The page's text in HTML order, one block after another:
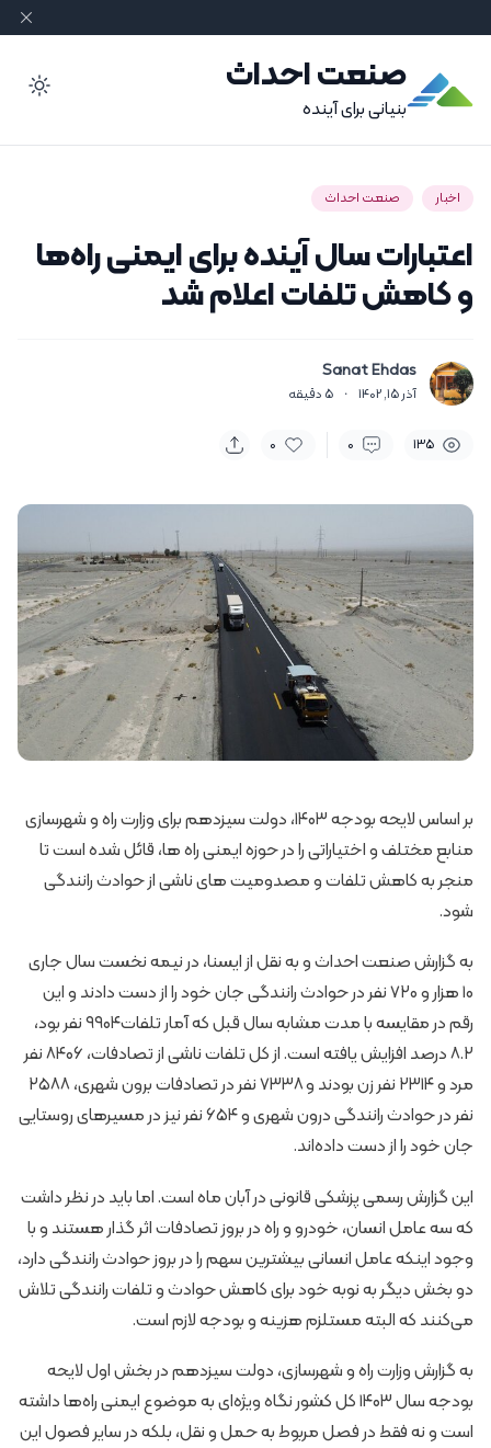
صنعت احداث
بنیانی برای آینده
اخبار صنعت احداث
اعتبارات سال آینده برای ایمنی راه‌ها
و کاهش تلفات اعلام شد
Sanat Ehdas
آذر 15, 1402 ·
5 دقیقه
135
0
0
بر اساس لایحه بودجه ۱۴۰۳، دولت سیزدهم برای وزارت راه و شهرسازی
منابع مختلف و اختیاراتی را در حوزه ایمنی راه ها، قائل شده است تا
منجر به کاهش تلفات و مصدومیت های ناشی از حوادث رانندگی
شود.
به گزارش صنعت احداث و به نقل از ایسنا، در نیمه نخست سال جاری
۱۰ هزار و ۷۲۰ نفر در حوادث رانندگی جان خود را از دست دادند و این
رقم در مقایسه با مدت مشابه سال قبل که آمار تلفات۹۹۰۴ نفر بود،
۸.۲ درصد افزایش یافته است. از کل تلفات ناشی از تصادفات، ۸۴۰۶ نفر
مرد و ۲۳۱۴ نفر زن بودند و ۷۳۳۸ نفر در تصادفات برون شهری، ۲۵۸۸
نفر در حوادث رانندگی درون شهری و ۶۵۴ نفر نیز در مسیرهای روستایی
جان خود را از دست داده‌اند.
این گزارش رسمی پزشکی قانونی در آبان ماه است. اما باید در نظر داشت
که سه عامل انسان، خودرو و راه در بروز تصادفات اثر گذار هستند و با
وجود اینکه عامل انسانی بیشترین سهم را در بروز حوادث رانندگی دارد،
دو بخش دیگر به نوبه خود برای کاهش حوادث و تلفات رانندگی تلاش
می‌کنند که البته مستلزم هزینه و بودجه لازم است.
به گزارش وزارت راه و شهرسازی، دولت سیزدهم در بخش اول لایحه
بودجه سال ۱۴۰۳ کل کشور نگاه ویژه‌ای به موضوع ایمنی راه‌ها داشته
است و نه فقط در فصل مربوط به حمل و نقل، بلکه در سایر فصول این